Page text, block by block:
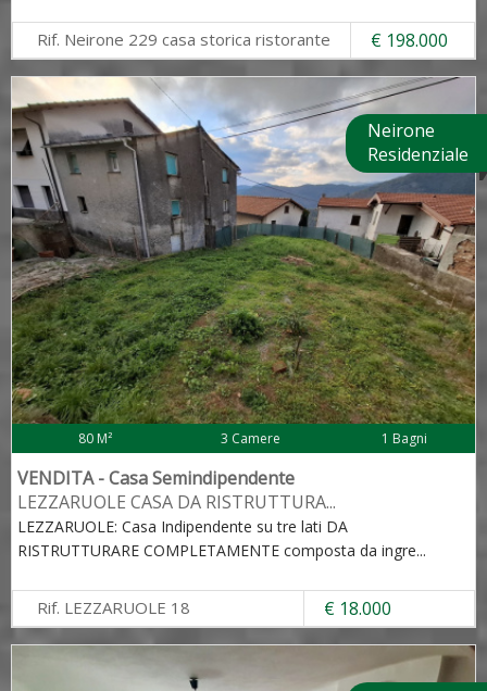
Rif. Neirone 229 casa storica ristorante € 198.000
Neirone
Residenziale
80 M² 3 Camere 1 Bagni
VENDITA - Casa Semindipendente
LEZZARUOLE CASA DA RISTRUTTURA...
LEZZARUOLE: Casa Indipendente su tre lati DA
RISTRUTTURARE COMPLETAMENTE composta da ingre...
Rif. LEZZARUOLE 18 € 18.000